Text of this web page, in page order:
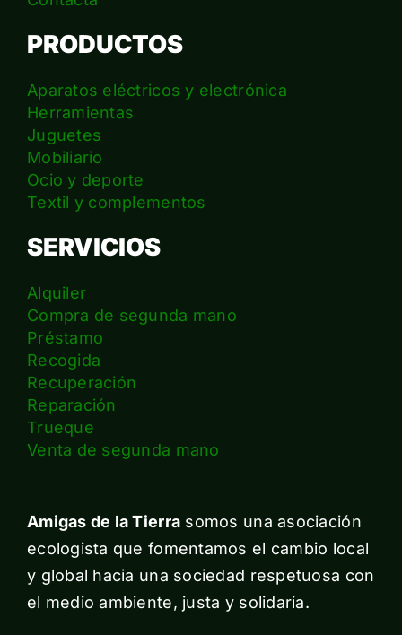
PRODUCTOS
Aparatos eléctricos y electrónica
Herramientas
Juguetes
Mobiliario
Ocio y deporte
Textil y complementos
SERVICIOS
Alquiler
Compra de segunda mano
Préstamo
Recogida
Recuperación
Reparación
Trueque
Venta de segunda mano
Amigas de la Tierra somos una asociación
ecologista que fomentamos el cambio local
y global hacia una sociedad respetuosa con
el medio ambiente, justa y solidaria.